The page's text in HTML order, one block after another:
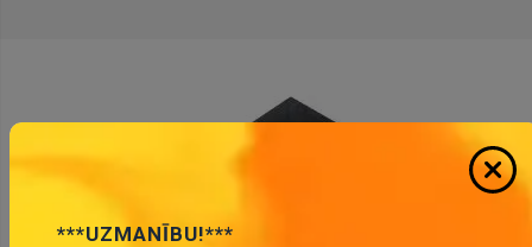
***UZMANĪBU!***